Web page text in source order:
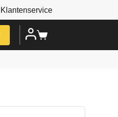
Klantenservice